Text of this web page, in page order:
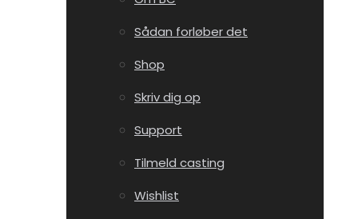
Sådan forløber det
Shop
Skriv dig op
Support
Tilmeld casting
Wishlist